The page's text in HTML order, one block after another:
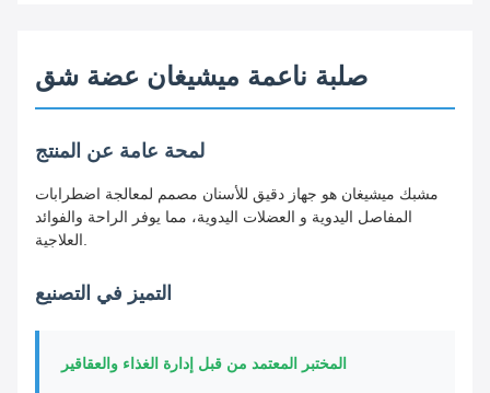
صلبة ناعمة ميشيغان عضة شق
لمحة عامة عن المنتج
مشبك ميشيغان هو جهاز دقيق للأسنان مصمم لمعالجة اضطرابات
المفاصل اليدوية و العضلات اليدوية، مما يوفر الراحة والفوائد
التميز في التصنيع
المختبر المعتمد من قبل إدارة الغذاء والعقاقير